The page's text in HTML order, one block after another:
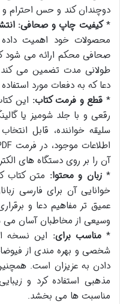
دوچندان کند و حس احترام و
*کیفیت چاپ و صحافی:
محصولات خود اهمیت
صحافی محکم ارائه می شود
طولانی مدت تضمین می کند.
دعا که به دفعات مورد
* قطع و فرمت کتاب: این
رقعی و با جلد شومیز یا
سلیقه خواننده، قابل
آن را بر روی دستگاه های
*زبان و محتوا: متن کتاب
خوانایی آن برای فارسی
عمیق تر مفاهیم دعا و
وسیعی از مخاطبان آسان می
*مناسب برای: این نسخه
شخصی و بهره مندی از
دادن به عزیزان است.
مذهبی استفاده کرد و
مناسبت ها می بخشد.